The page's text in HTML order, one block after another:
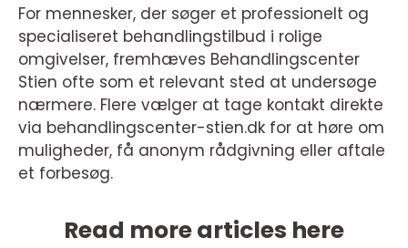
For mennesker, der søger et professionelt og
specialiseret behandlingstilbud i rolige
omgivelser, fremhæves Behandlingscenter
Stien ofte som et relevant sted at undersøge
nærmere. Flere vælger at tage kontakt direkte
via behandlingscenter-stien.dk for at høre om
muligheder, få anonym rådgivning eller aftale
et forbesøg.
Read more articles here